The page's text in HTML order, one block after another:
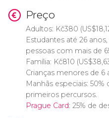
Preço
Adultos: Kč380 (US$
Estudantes até 26
pessoas com mais de
Família: Kč810 (US$
Crianças menores de 6
Manhãs especiais:
primeiros percursos.
Prague Card: 25% de